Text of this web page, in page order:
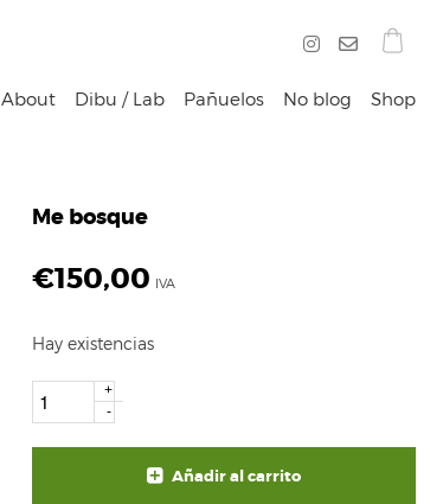
About Dibu / Lab Pañuelos No blog Shop
Me bosque
€150,00 IVA
Hay existencias
+
-
Añadir al carrito